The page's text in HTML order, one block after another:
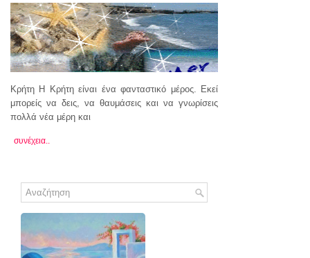
Κρήτη Η Κρήτη είναι ένα φανταστικό μέρος. Εκεί
μπορείς να δεις, να θαυμάσεις και να γνωρίσεις
πολλά νέα μέρη και
συνέχεια..